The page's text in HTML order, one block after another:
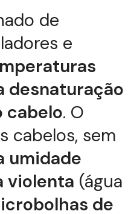
de
e
desnaturação
cabelo. O
cabelos, sem
umidade
violenta (água
de